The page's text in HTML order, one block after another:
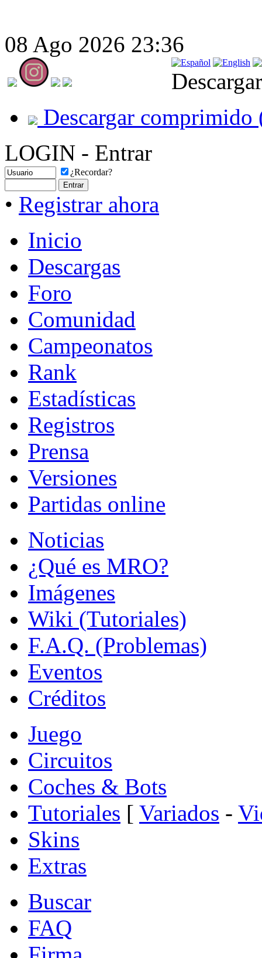
08 Ago 2026 23:36
Descargar comprimido
LOGIN - Entrar
¿Recordar?
• Registrar ahora
Inicio
Descargas
Foro
Comunidad
Campeonatos
Rank
Estadísticas
Registros
Prensa
Versiones
Partidas online
Noticias
¿Qué es MRO?
Imágenes
Wiki (Tutoriales)
F.A.Q. (Problemas)
Eventos
Créditos
Juego
Circuitos
Coches & Bots
Tutoriales [ Variados -
Skins
Extras
Buscar
FAQ